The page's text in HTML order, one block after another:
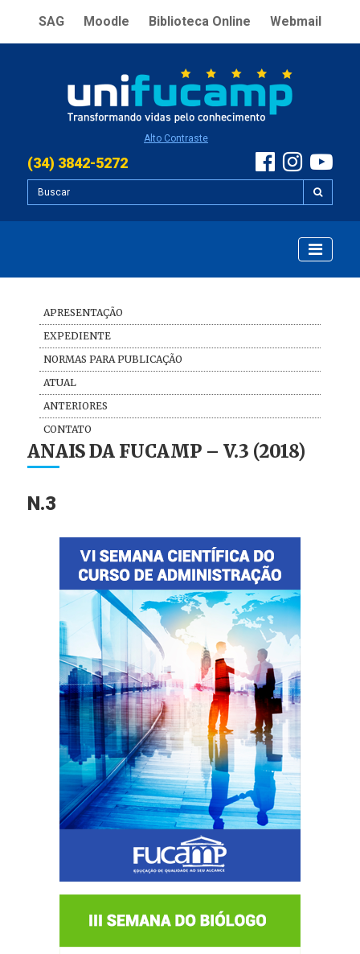
SAG Moodle Biblioteca Online Webmail
Alto Contraste
(34) 3842-5272
APRESENTAÇÃO
EXPEDIENTE
NORMAS PARA PUBLICAÇÃO
ATUAL
ANTERIORES
CONTATO
ANAIS DA FUCAMP – V.3 (2018)
N.3